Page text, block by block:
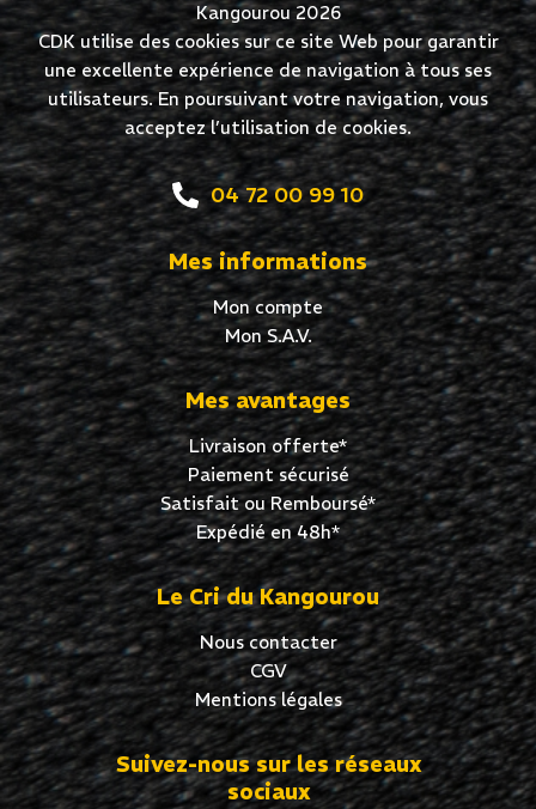
Kangourou 2026
CDK utilise des cookies sur ce site Web pour garantir
une excellente expérience de navigation à tous ses
utilisateurs. En poursuivant votre navigation, vous
acceptez l’utilisation de cookies.
04 72 00 99 10
Mes informations
Mon compte
Mon S.A.V.
Mes avantages
Livraison offerte*
Paiement sécurisé
Satisfait ou Remboursé*
Expédié en 48h*
Le Cri du Kangourou
Nous contacter
CGV
Mentions légales
Suivez-nous sur les réseaux
sociaux